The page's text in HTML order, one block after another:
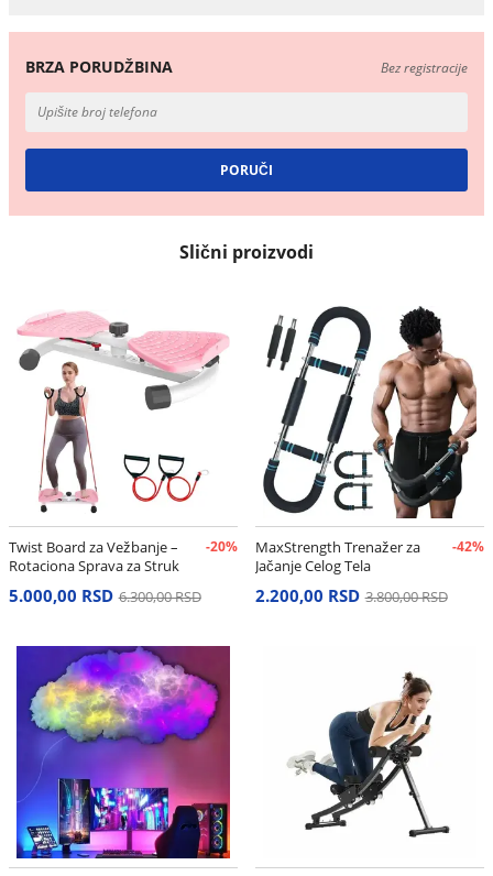
BRZA PORUDŽBINA Bez registracije
Slični proizvodi
Twist Board za Vežbanje –
Rotaciona Sprava za Struk
-20%
5.000,00 RSD 6.300,00 RSD
MaxStrength Trenažer za
Jačanje Celog Tela
-42%
2.200,00 RSD 3.800,00 RSD